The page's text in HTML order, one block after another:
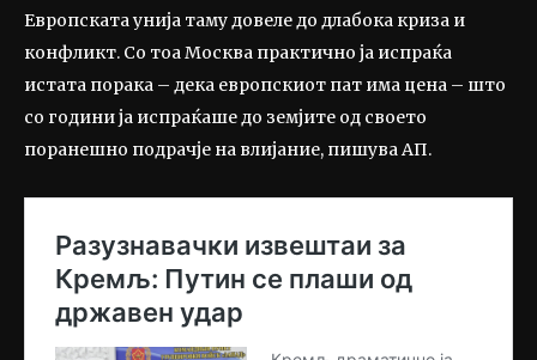
Европската унија таму довеле до длабока криза и
конфликт. Со тоа Москва практично ја испраќа
истата порака – дека европскиот пат има цена – што
со години ја испраќаше до земјите од своето
поранешно подрачје на влијание, пишува АП.